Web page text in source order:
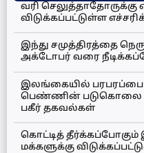
வரி செலுத்தாதோருக்கு
விடுக்கப்பட்டுள்ள
இந்து சமுத்திரத்தை
அக்டோபர் வரை
இலங்கையில் பரபரப்பை
பெண்ணின் படுகொலை –
பகீர் தகவல்கள்
கொட்டித் தீர்க்கப்போகும்
மக்களுக்கு